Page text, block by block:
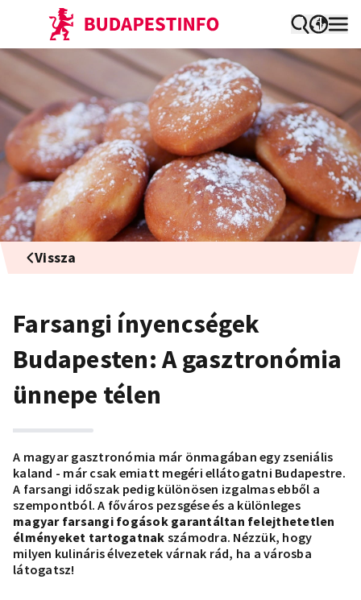
Vissza
Farsangi ínyencségek
Budapesten: A gasztronómia
ünnepe télen
A magyar gasztronómia már önmagában egy zseniális
kaland - már csak emiatt megéri ellátogatni Budapestre.
A farsangi időszak pedig különösen izgalmas ebből a
szempontból. A főváros pezsgése és a különleges
magyar farsangi fogások garantáltan felejthetetlen
élményeket tartogatnak számodra. Nézzük, hogy
milyen kulináris élvezetek várnak rád, ha a városba
látogatsz!